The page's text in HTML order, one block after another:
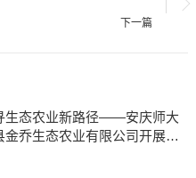
下一篇
生态农业新路径——安庆师大
金乔生态农业有限公司开展调